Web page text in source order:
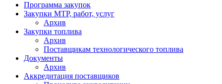
Программа закупок
Закупки МТР, работ, услуг
Архив
Закупки топлива
Архив
Поставщикам технологического топлива
Документы
Архив
Аккредитация поставщиков